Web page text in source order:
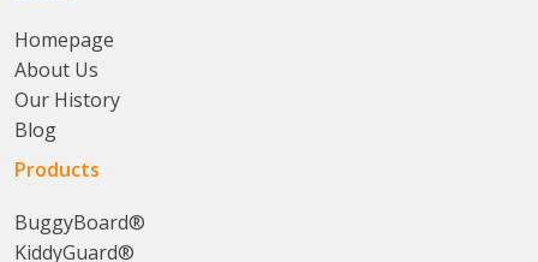
Homepage
About Us
Our History
Blog
Products
BuggyBoard®
KiddyGuard®